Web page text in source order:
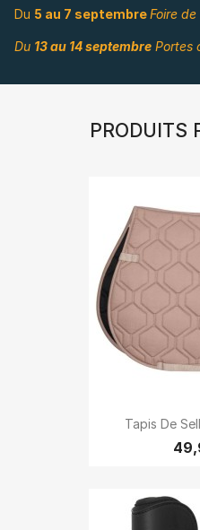
Du 5 au 7 septembreFoire
Du 13 au 14 septembre Portes
PRODUITS
Tapis De